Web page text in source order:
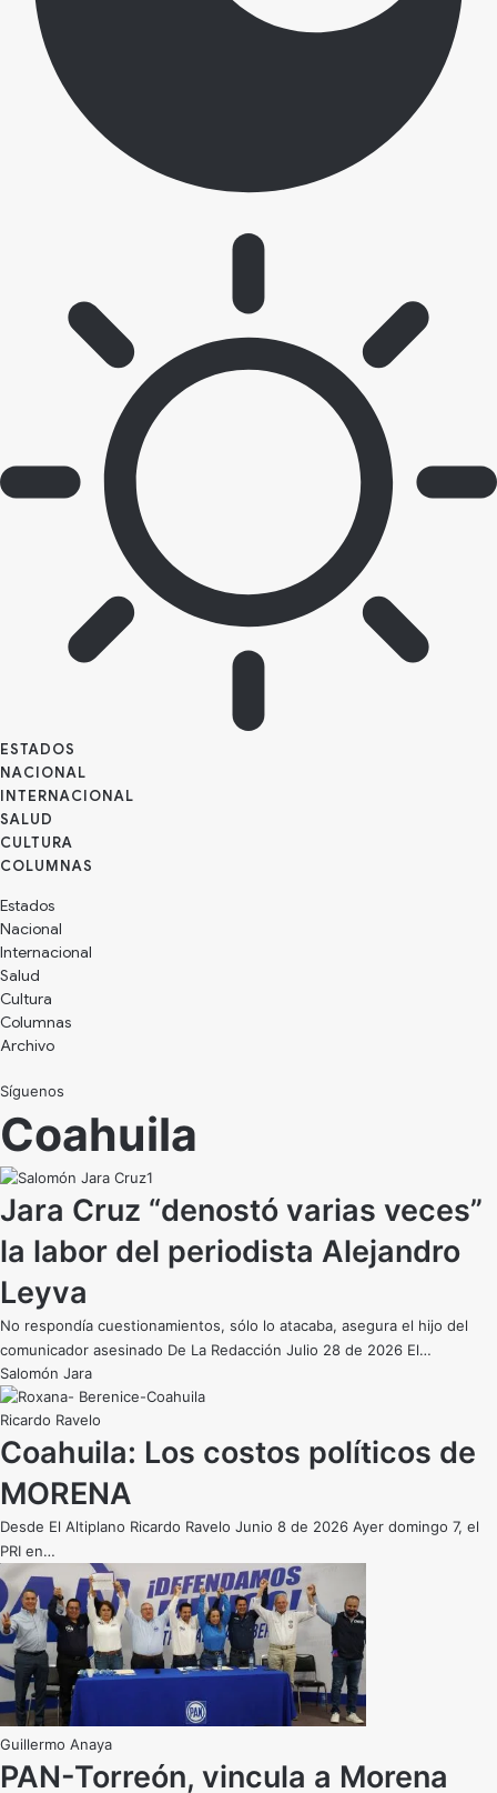
ESTADOS
NACIONAL
INTERNACIONAL
SALUD
CULTURA
Estados
Nacional
Internacional
Salud
Cultura
Archivo
Síguenos
Coahuila
Jara Cruz “denostó varias veces”
la labor del periodista Alejandro
Leyva
No respondía cuestionamientos, sólo lo atacaba, asegura el hijo del
comunicador asesinado De La Redacción Julio 28 de 2026 El…
Salomón Jara
Ricardo Ravelo
Coahuila: Los costos políticos de
MORENA
Desde El Altiplano Ricardo Ravelo Junio 8 de 2026 Ayer domingo 7, el
PRI en…
Guillermo Anaya
PAN-Torreón, vincula a Morena